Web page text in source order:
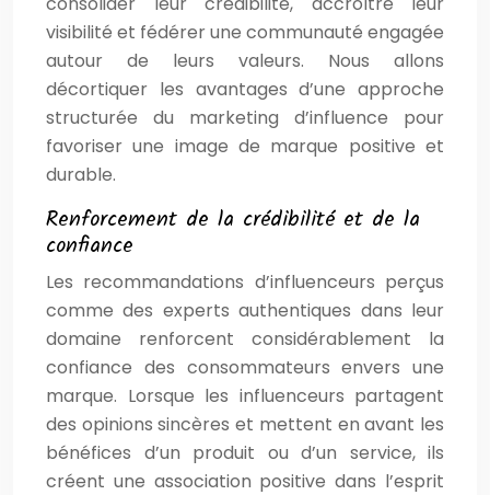
visibilité et fédérer une communauté engagée
autour de leurs valeurs. Nous allons
décortiquer les avantages d’une approche
structurée du marketing d’influence pour
favoriser une image de marque positive et
durable.
Renforcement de la crédibilité et de la
confiance
Les recommandations d’influenceurs perçus
comme des experts authentiques dans leur
domaine renforcent considérablement la
confiance des consommateurs envers une
marque. Lorsque les influenceurs partagent
des opinions sincères et mettent en avant les
bénéfices d’un produit ou d’un service, ils
créent une association positive dans l’esprit